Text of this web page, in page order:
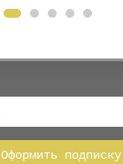
Оформить подписку